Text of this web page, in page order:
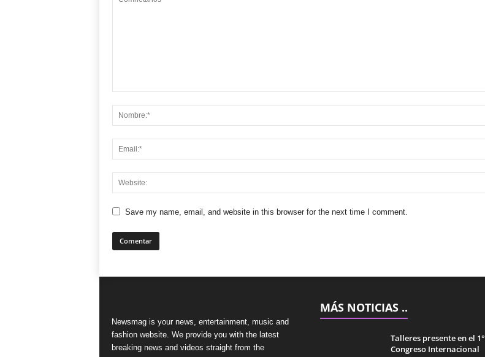
Save my name, email, and website in this browser for the next time I comment.
Newsmag is your news, entertainment, music and
fashion website. We provide you with the latest
breaking news and videos straight from the
MÁS NOTICIAS ..
Talleres presente en el 1°
Congreso Internacional